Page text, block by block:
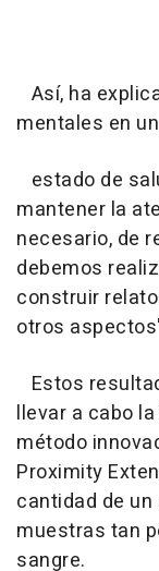
Así, ha
mentales en
estado de
mantener la
necesario, de
debemos
construir
otros
Estos
llevar a cabo
método
Proximity
cantidad de
muestras tan
sangre.